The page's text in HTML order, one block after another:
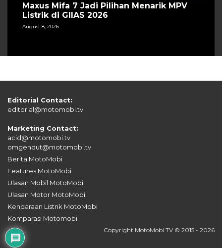
Maxus Mifa 7 Jadi Pilihan Menarik MPV
Listrik di GIIAS 2026
August 8, 2026
Editorial Contact:
editorial@motomobi.tv
Marketing Contact:
acid@motomobi.tv
omgendut@motomobi.tv
Berita MotoMobi
Features MotoMobi
Ulasan Mobil MotoMobi
Ulasan Motor MotoMobi
Kendaraan Listrik MotoMobi
Komparasi Motomobi
Copyright MotoMobi TV © 2015 - 2026